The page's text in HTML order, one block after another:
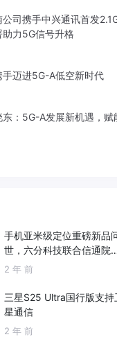
司携手中兴通讯首发
助力5G信号升格
迈进5G-A低空新时代
：5G-A发展新机遇，赋
手机亚米级定位重磅新品
世，六分科技联合信通院
布免费服务
2 年 前
三星S25 Ultra国行版支持
星通信
2 年 前